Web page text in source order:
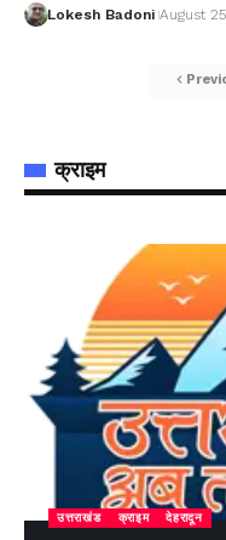
Lokesh Badoni August
क्राइम
उत्तराखंड क्राइम देहरादून